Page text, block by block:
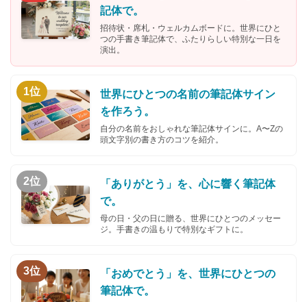
記体で。
招待状・席札・ウェルカムボードに。世界にひと
つの手書き筆記体で、ふたりらしい特別な一日を
演出。
1位
世界にひとつの名前の筆記体サイン
を作ろう。
自分の名前をおしゃれな筆記体サインに。A〜Zの
頭文字別の書き方のコツを紹介。
2位
「ありがとう」を、心に響く筆記体
で。
母の日・父の日に贈る、世界にひとつのメッセー
ジ。手書きの温もりで特別なギフトに。
3位
「おめでとう」を、世界にひとつの
筆記体で。